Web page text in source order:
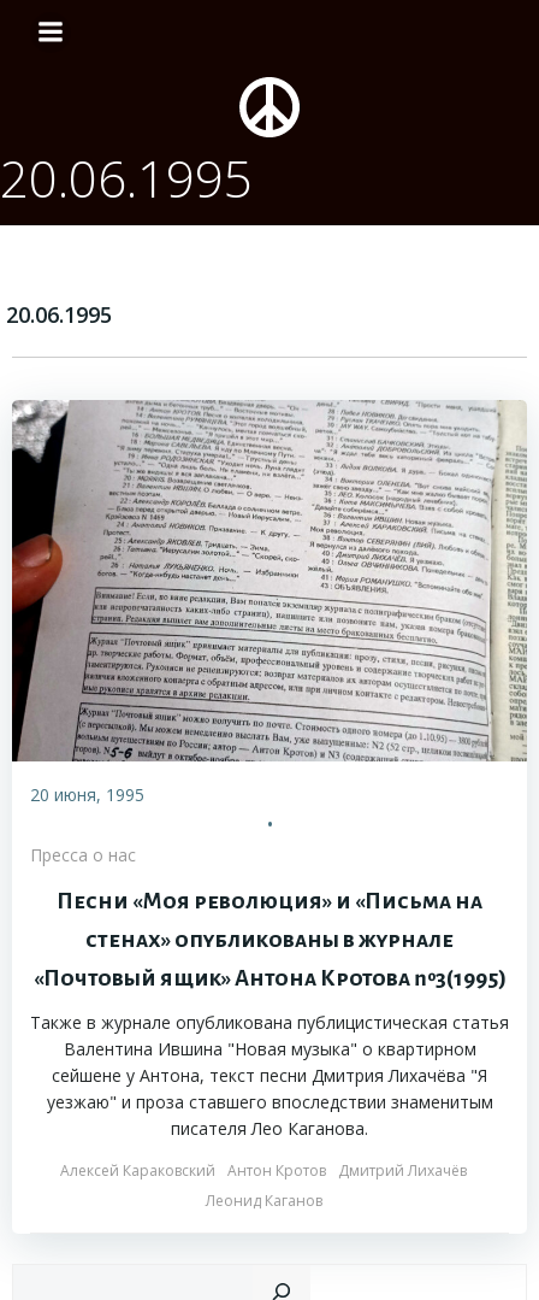
содержимому
20.06.1995
20.06.1995
20 июня, 1995
•
Пресса о нас
Песни «Моя революция» и «Письма на
стенах» опубликованы в журнале
«Почтовый ящик» Антона Кротова №3(1995)
Также в журнале опубликована публицистическая статья
Валентина Ившина "Новая музыка" о квартирном
сейшене у Антона, текст песни Дмитрия Лихачёва "Я
уезжаю" и проза ставшего впоследствии знаменитым
писателя Лео Каганова.
Алексей Караковский Антон Кротов
Дмитрий Лихачёв
Леонид Каганов